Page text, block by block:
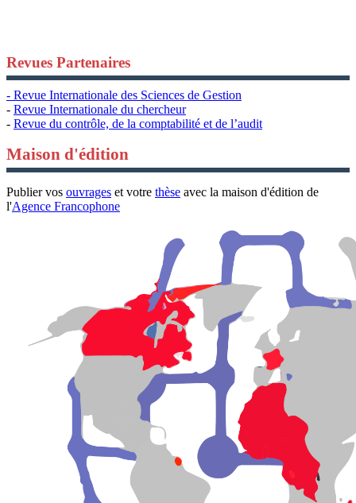
Revues Partenaires
- Revue Internationale des Sciences de Gestion
- Revue Internationale du chercheur
- Revue du contrôle, de la comptabilité et de l’audit
Maison d'édition
Publier vos ouvrages et votre thèse avec la maison d'édition de
l'Agence Francophone